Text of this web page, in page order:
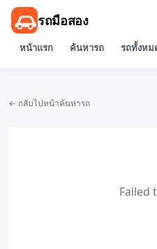
รถมือสอง
หน้าแรก ค้นหารถ รถทั้งหม
← กลับไปหน้าค้นหารถ
Failed